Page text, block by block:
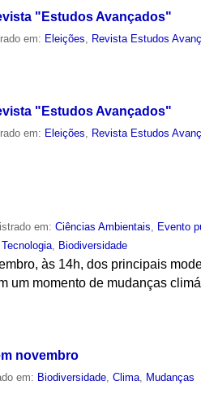
"Estudos Avançados"
em: Eleições Revista Estudos
"Estudos Avançados"
em: Eleições Revista Estudos
em:Ciências Ambientais, Evento
, Biodiversidade
às 14h, dos principais
um momento de mudanças
novembro
em: Biodiversidade,Clima, Mudanças